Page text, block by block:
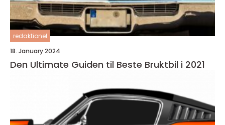
redaktionel
18. January 2024
Den Ultimate Guiden til Beste Bruktbil i 2021